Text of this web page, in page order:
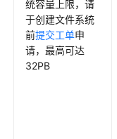
统容量上限，请
于创建文件系统
前提交工单申
请，最高可达
32PB